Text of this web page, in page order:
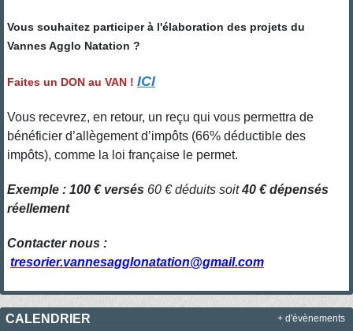
Vous souhaitez participer à l'élaboration des projets du
Vannes Agglo Natation ?
Faites un DON au VAN ! ICI
Vous recevrez, en retour, un reçu qui vous permettra de
bénéficier d’allègement d’impôts (66% déductible des
impôts), comme la loi française le permet.
Exemple : 100 € versés 60 € déduits soit40 € dépensés
réellement
Contacter nous :
tresorier.vannesagglonatation@gmail.com
CALENDRIER + d'évènements